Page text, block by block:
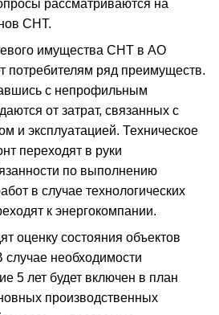
рассматриваются на
СНТ.
имущества СНТ в АО
потребителям ряд преимуществ.
с непрофильным
от затрат, связанных с
и эксплуатацией. Техническое
переходят в руки
по выполнению
в случае технологических
к энергокомпании.
оценку состояния объектов
случае необходимости
5 лет будет включен в план
производственных